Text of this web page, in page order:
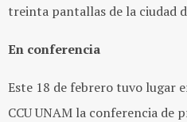
treinta pantallas de la ciudad
En conferencia
Este 18 de febrero tuvo lugar
CCU UNAM la conferencia de